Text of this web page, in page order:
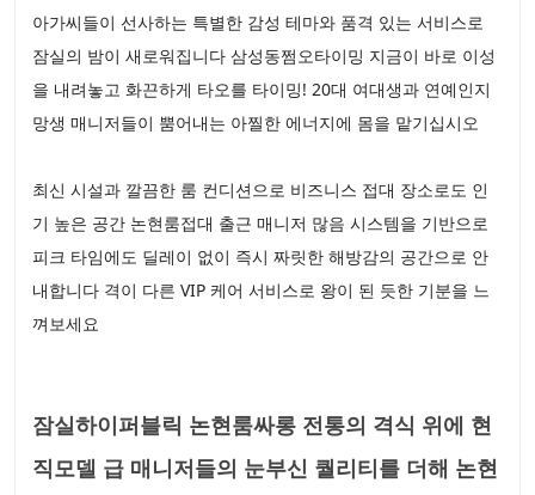
아가씨들이 선사하는 특별한 감성 테마와 품격 있는 서비스로
잠실의 밤이 새로워집니다 삼성동쩜오타이밍 지금이 바로 이성
을 내려놓고 화끈하게 타오를 타이밍! 20대 여대생과 연예인지
망생 매니저들이 뿜어내는 아찔한 에너지에 몸을 맡기십시오
최신 시설과 깔끔한 룸 컨디션으로 비즈니스 접대 장소로도 인
기 높은 공간 논현룸접대 출근 매니저 많음 시스템을 기반으로
피크 타임에도 딜레이 없이 즉시 짜릿한 해방감의 공간으로 안
내합니다 격이 다른 VIP 케어 서비스로 왕이 된 듯한 기분을 느
껴보세요
잠실하이퍼블릭 논현룸싸롱 전통의 격식 위에 현
직모델 급 매니저들의 눈부신 퀄리티를 더해 논현